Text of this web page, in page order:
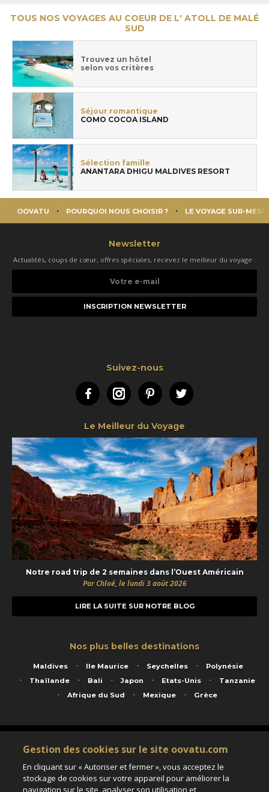
TOUS NOS VOYAGES AU COEUR DE L' ATOLL DE MALÉ
SUD
Trouvez un hôtel
selon vos critères
Séjour romantique
COMO COCOA ISLAND
Sélection famille
ANANTARA DHIGU MALDIVES RESORT
OOVATU POURQUOI NOUS CHOISIR ? LE VOYAGE SUR-
Newsletter
Actualités, coups de cœur, offres spéciales, recevez le meilleur du voyage :
e-
Suivez-nous
FacebookInstagramPinterestTwitter
Le Meilleur du Voyage
Notre road trip de 2 semaines dans l’Ouest Américain
Par Chloé, le lundi 3 août 2026
LIRE LA SUITE SUR NOTRE BLOG
Nos plus belles destinations
Maldives Ile Maurice Seychelles
Polynésie
Thaïlande
Bali Japon Etats-Unis
Tanzanie
Afrique du Sud
Mexique Grèce
Service animé par Nautil Voyages - 22 rue Georges Picquart 75017 Paris - S.A.S
au capital de 155 696 euros - RCS Paris B 423 671 973 - Code APE 7911Z
Matricule Atout France IM075100020 - Garantie financière Groupama - Agrément IATA
Assurance responsabilité civile et professionnelle HISCOX RCP0081066
Gestion des cookies sur le site oovatu.com
En cliquant sur « Autoriser et fermer », vous acceptez le
stockage de cookies sur votre appareil pour améliorer la
navigation sur le site, analyser son utilisation et